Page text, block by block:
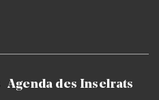
Agenda des Inselrats